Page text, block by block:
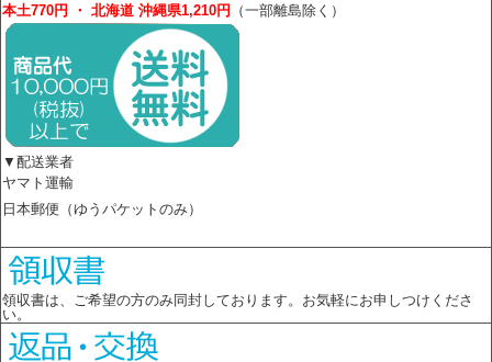
本土770円 ・ 北海道 沖縄県1,210円 （一部離島除く）
▼配送業者
ヤマト運輸
日本郵便（ゆうパケットのみ）
領収書は、ご希望の方のみ同封しております。お気軽にお申しつけくださ
い。